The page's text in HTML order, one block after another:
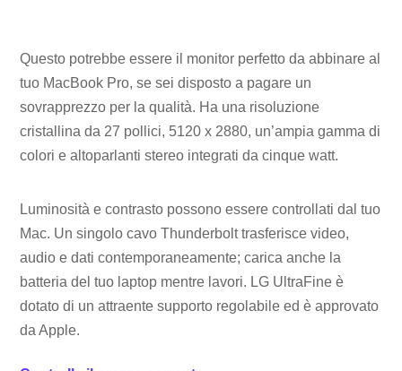
Questo potrebbe essere il monitor perfetto da abbinare al
tuo MacBook Pro, se sei disposto a pagare un
sovrapprezzo per la qualità. Ha una risoluzione
cristallina da 27 pollici, 5120 x 2880, un’ampia gamma di
colori e altoparlanti stereo integrati da cinque watt.
Luminosità e contrasto possono essere controllati dal tuo
Mac. Un singolo cavo Thunderbolt trasferisce video,
audio e dati contemporaneamente; carica anche la
batteria del tuo laptop mentre lavori. LG UltraFine è
dotato di un attraente supporto regolabile ed è approvato
da Apple.